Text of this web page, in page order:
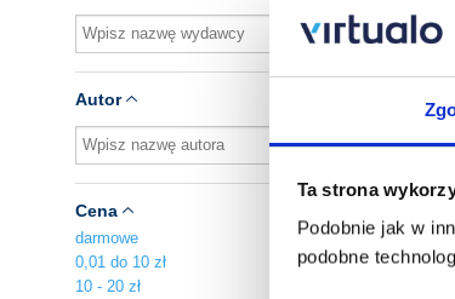
Ta strona
Podobnie jak w
podobne
Autor
Cena
darmowe
0,01 do 10 zł
10 - 20 zł